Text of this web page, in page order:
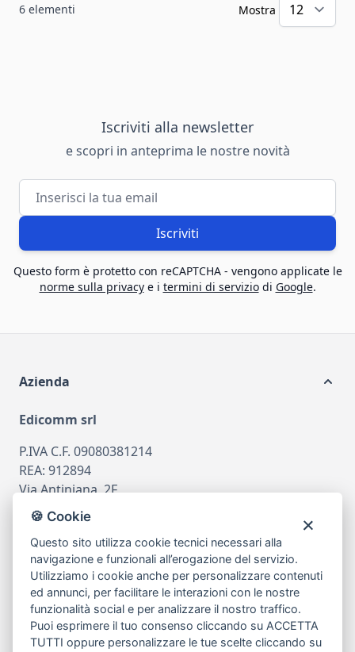
6 elementi Mostra
Iscriviti alla newsletter
e scopri in anteprima le nostre novità
Indirizzo email
Iscriviti
Questo form è protetto con reCAPTCHA - vengono applicate le
norme sulla privacye i termini di serviziodi Google.
Azienda
Edicomm srl
P.IVA C.F. 09080381214
REA: 912894
Via Antiniana, 2F
80078 Pozzuoli
tel081.7515380
emailinfo@edicomm.it
Assistenza Clienti
🍪 Cookie
Questo sito utilizza cookie tecnici necessari alla
navigazione e funzionali all’erogazione del servizio.
Utilizziamo i cookie anche per personalizzare contenuti
ed annunci, per facilitare le interazioni con le nostre
funzionalità social e per analizzare il nostro traffico.
Puoi esprimere il tuo consenso cliccando su ACCETTA
TUTTI oppure personalizzare le tue scelte cliccando su